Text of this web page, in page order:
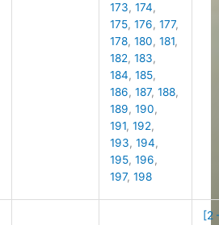
173,174,
175,176,177,
178,180,181,
182,183,
184,185,
186,187,188,
189,190,
191,192,
193,194,
195,196,
197,198
[2